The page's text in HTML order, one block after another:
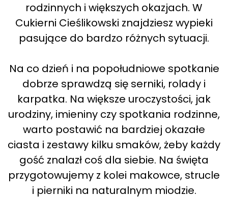
rodzinnych i większych okazjach. W
Cukierni Cieślikowski znajdziesz wypieki
pasujące do bardzo różnych sytuacji.
Na co dzień i na popołudniowe spotkanie
dobrze sprawdzą się serniki, rolady i
karpatka. Na większe uroczystości, jak
urodziny, imieniny czy spotkania rodzinne,
warto postawić na bardziej okazałe
ciasta i zestawy kilku smaków, żeby każdy
gość znalazł coś dla siebie. Na święta
przygotowujemy z kolei makowce, strucle
i pierniki na naturalnym miodzie.